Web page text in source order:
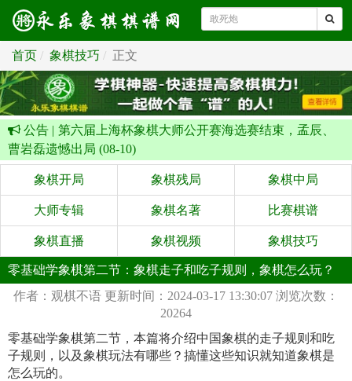
首页 象棋技巧 正文
公告 | 第六届上海杯象棋大师公开赛海选赛结束，孟辰、
曹岩磊遗憾出局 (08-10)
象棋开局 象棋残局 象棋中局
大师专辑 象棋名著 比赛棋谱
象棋直播 象棋视频 象棋技巧
零基础学象棋第二节：象棋走子和吃子规则，象棋怎么玩？
作者：观棋不语 更新时间：2024-03-17 13:30:07 浏览次数：
20264
零基础学象棋第二节，本篇将介绍中国象棋的走子规则和吃
子规则，以及象棋玩法有哪些？搞懂这些知识就知道象棋是
怎么玩的。